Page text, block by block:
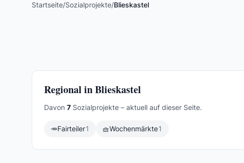
Startseite/Sozialprojekte/Blieskastel
Regional in Blieskastel
Davon 7 Sozialprojekte – aktuell auf dieser Seite.
🥕Fairteiler1 🧺Wochenmärkte1